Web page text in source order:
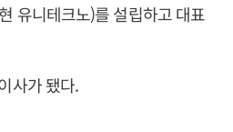
유니테크노)를 설립하고 대표
사가 됐다.